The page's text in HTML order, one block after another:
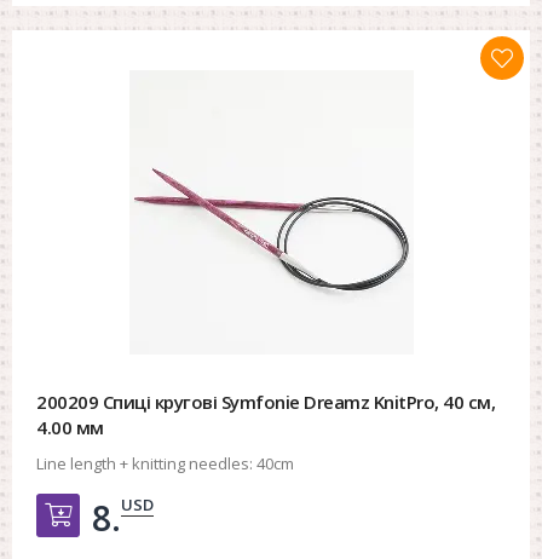
200209 Спиці кругові Symfonie Dreamz KnitPro, 40 см,
4.00 мм
Line length + knitting needles: 40cm
Добавить в корзину
8.USD